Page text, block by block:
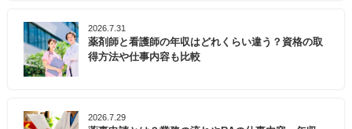
2026.7.31
薬剤師と看護師の年収はどれくらい違う？資格の取
得方法や仕事内容も比較
2026.7.29